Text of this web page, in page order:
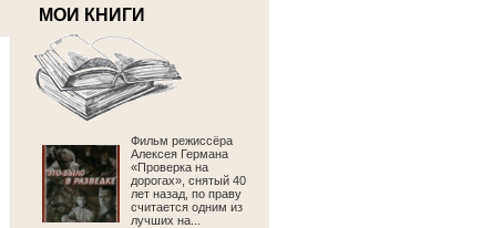
МОИ КНИГИ
Фильм режиссёра
Алексея Германа
«Проверка на
дорогах», снятый 40
лет назад, по праву
считается одним из
лучших на...